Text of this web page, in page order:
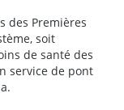
des Premières
soit
de santé des
service de pont